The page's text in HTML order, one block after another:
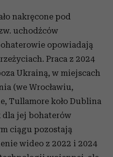
nakręcone pod
uchodźców
opowiadają
Praca z 2024
Ukrainą, w miejscach
(we Wrocławiu,
Tullamore koło Dublina
dla jej bohaterów
ciągu pozostają
wideo z 2022 i 2024